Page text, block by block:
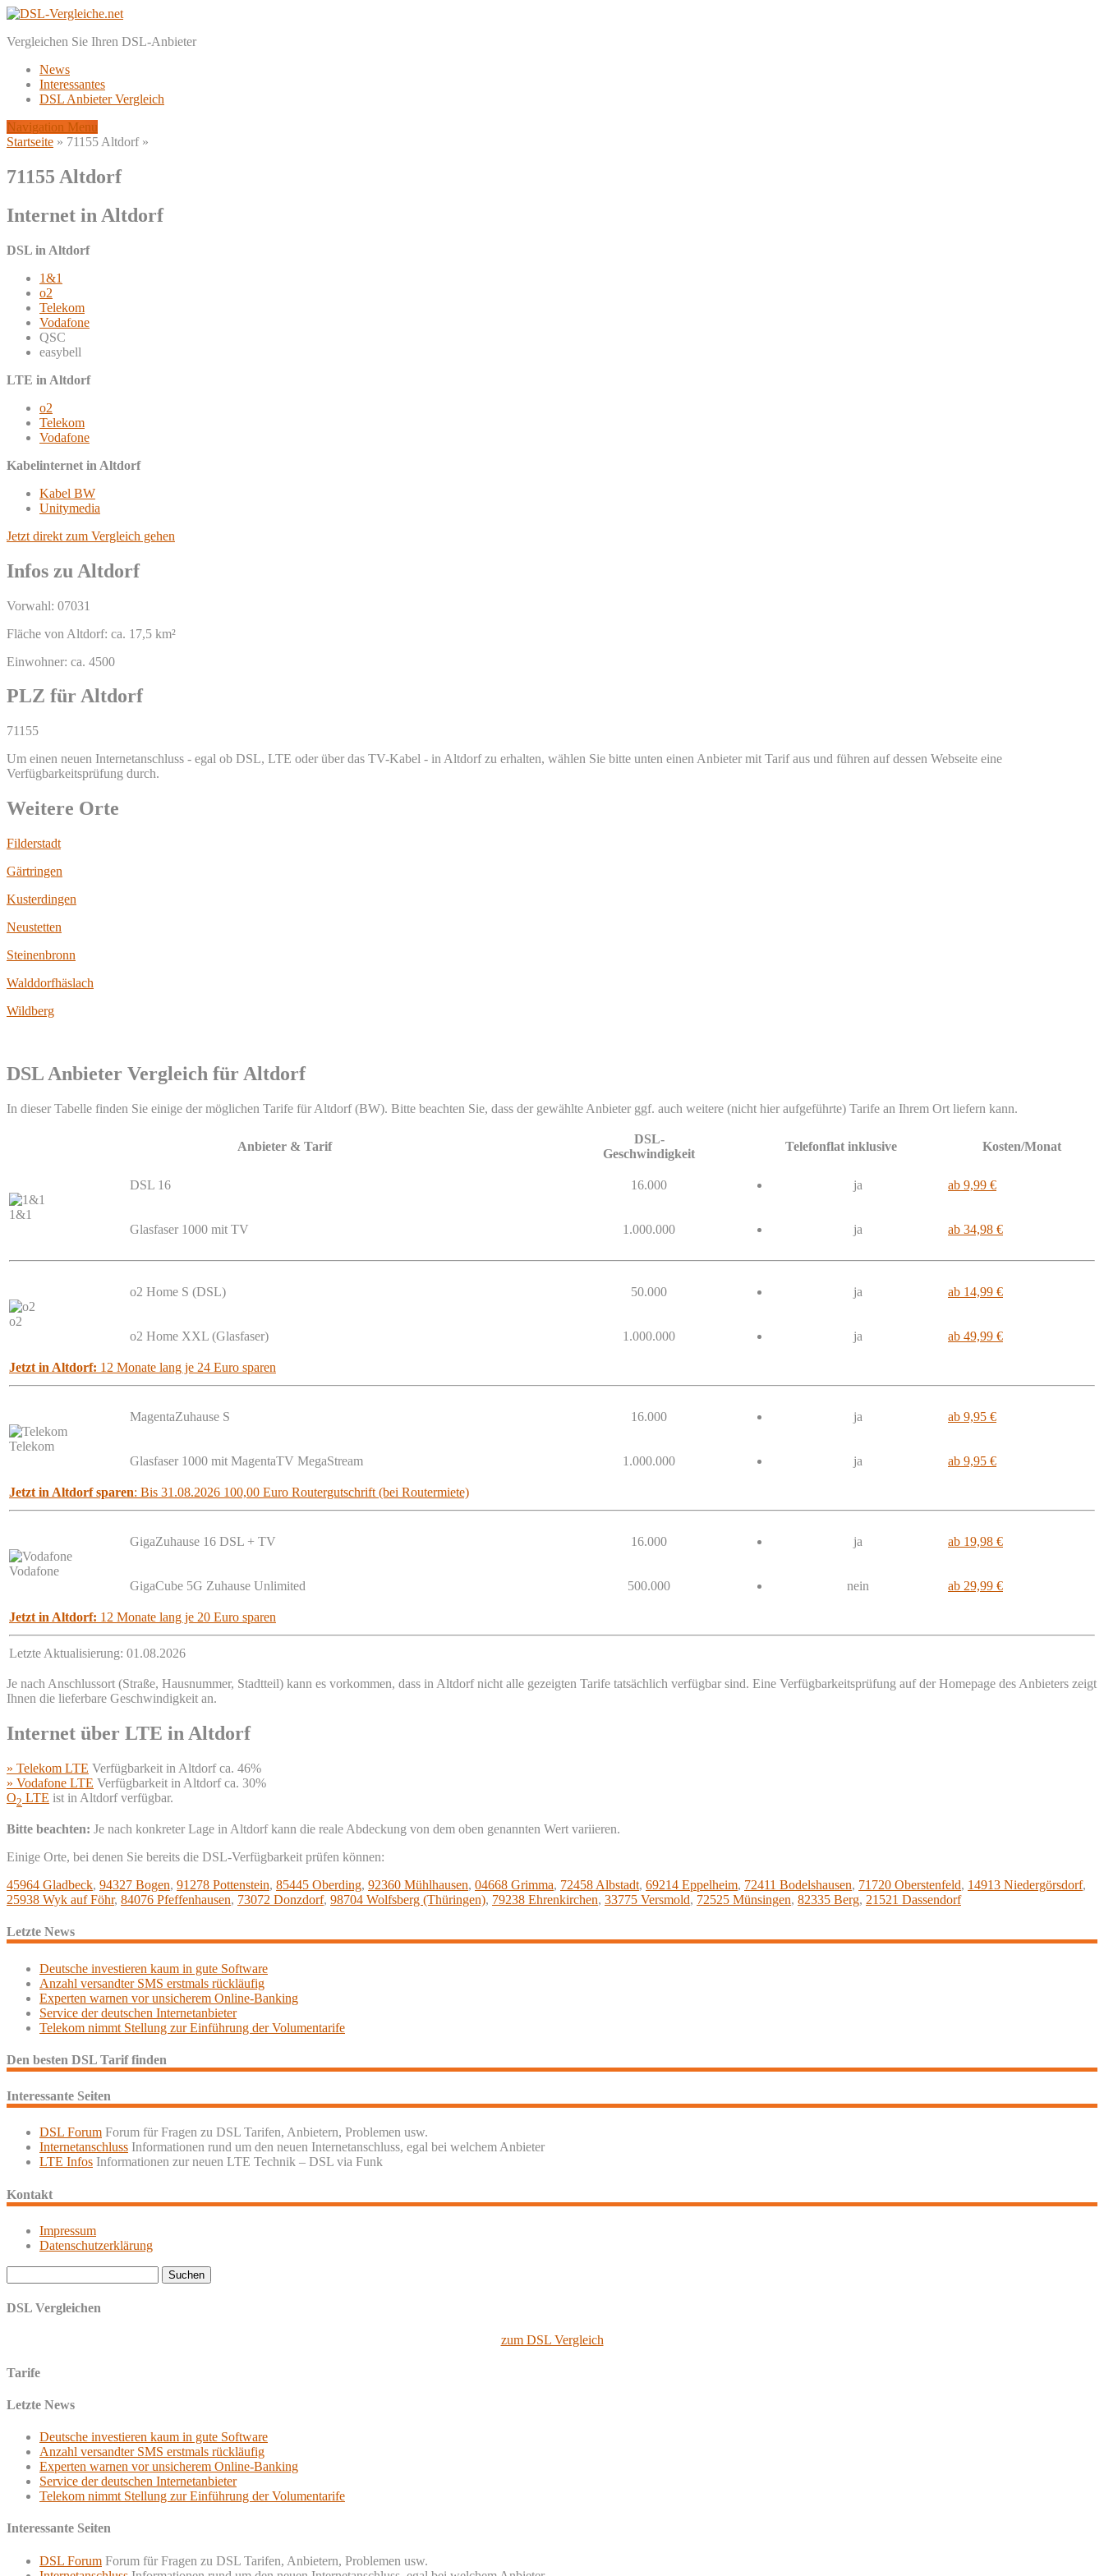
Vergleichen Sie Ihren DSL-Anbieter
News
Interessantes
DSL Anbieter Vergleich
Navigation Menu
Startseite » 71155 Altdorf »
71155 Altdorf
Internet in Altdorf
DSL in Altdorf
1&1
o2
Telekom
Vodafone
QSC
easybell
LTE in Altdorf
o2
Telekom
Vodafone
Kabelinternet in Altdorf
Kabel BW
Unitymedia
Jetzt direkt zum Vergleich gehen
Infos zu Altdorf
Vorwahl: 07031
Fläche von Altdorf: ca. 17,5 km²
Einwohner: ca. 4500
PLZ für Altdorf
71155
Um einen neuen Internetanschluss - egal ob DSL, LTE oder über das TV-Kabel - in Altdorf zu erhalten, wählen Sie bitte unten einen Anbieter mit Tarif aus und führen auf dessen Webseite eine
Verfügbarkeitsprüfung durch.
Weitere Orte
Filderstadt
Gärtringen
Kusterdingen
Neustetten
Steinenbronn
Walddorfhäslach
Wildberg
DSL Anbieter Vergleich für Altdorf
In dieser Tabelle finden Sie einige der möglichen Tarife für Altdorf (BW). Bitte beachten Sie, dass der gewählte Anbieter ggf. auch weitere (nicht hier aufgeführte) Tarife an Ihrem Ort liefern kann.
Anbieter & Tarif
DSL-
Geschwindigkeit
Telefonflat inklusive Kosten/Monat
1&1
DSL 16 16.000 ja ab 9,99 €
Glasfaser 1000 mit TV 1.000.000 ja ab 34,98 €
o2
o2 Home S (DSL) 50.000 ja ab 14,99 €
o2 Home XXL (Glasfaser) 1.000.000 ja ab 49,99 €
Jetzt in Altdorf: 12 Monate lang je 24 Euro sparen
Telekom
MagentaZuhause S 16.000 ja ab 9,95 €
Glasfaser 1000 mit MagentaTV MegaStream 1.000.000 ja ab 9,95 €
Jetzt in Altdorf sparen: Bis 31.08.2026 100,00 Euro Routergutschrift (bei Routermiete)
Vodafone
GigaZuhause 16 DSL + TV 16.000 ja ab 19,98 €
GigaCube 5G Zuhause Unlimited 500.000 nein ab 29,99 €
Jetzt in Altdorf: 12 Monate lang je 20 Euro sparen
Letzte Aktualisierung: 01.08.2026
Je nach Anschlussort (Straße, Hausnummer, Stadtteil) kann es vorkommen, dass in Altdorf nicht alle gezeigten Tarife tatsächlich verfügbar sind. Eine Verfügbarkeitsprüfung auf der Homepage des Anbieters zeigt
Ihnen die lieferbare Geschwindigkeit an.
Internet über LTE in Altdorf
» Telekom LTE Verfügbarkeit in Altdorf ca. 46%
» Vodafone LTE Verfügbarkeit in Altdorf ca. 30%
O2 LTE ist in Altdorf verfügbar.
Bitte beachten: Je nach konkreter Lage in Altdorf kann die reale Abdeckung von dem oben genannten Wert variieren.
Einige Orte, bei denen Sie bereits die DSL-Verfügbarkeit prüfen können:
45964 Gladbeck, 94327 Bogen, 91278 Pottenstein, 85445 Oberding, 92360 Mühlhausen, 04668 Grimma, 72458 Albstadt, 69214 Eppelheim, 72411 Bodelshausen, 71720 Oberstenfeld, 14913 Niedergörsdorf,
25938 Wyk auf Föhr, 84076 Pfeffenhausen, 73072 Donzdorf, 98704 Wolfsberg (Thüringen), 79238 Ehrenkirchen, 33775 Versmold, 72525 Münsingen, 82335 Berg, 21521 Dassendorf
Letzte News
Deutsche investieren kaum in gute Software
Anzahl versandter SMS erstmals rückläufig
Experten warnen vor unsicherem Online-Banking
Service der deutschen Internetanbieter
Telekom nimmt Stellung zur Einführung der Volumentarife
Den besten DSL Tarif finden
Interessante Seiten
DSL Forum Forum für Fragen zu DSL Tarifen, Anbietern, Problemen usw.
Internetanschluss Informationen rund um den neuen Internetanschluss, egal bei welchem Anbieter
LTE Infos Informationen zur neuen LTE Technik – DSL via Funk
Kontakt
Impressum
Datenschutzerklärung
nach:
DSL Vergleichen
zum DSL Vergleich
Tarife
Letzte News
Deutsche investieren kaum in gute Software
Anzahl versandter SMS erstmals rückläufig
Experten warnen vor unsicherem Online-Banking
Service der deutschen Internetanbieter
Telekom nimmt Stellung zur Einführung der Volumentarife
Interessante Seiten
DSL Forum Forum für Fragen zu DSL Tarifen, Anbietern, Problemen usw.